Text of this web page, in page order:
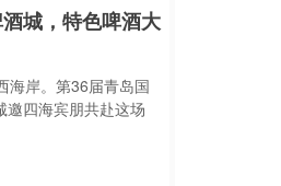
城，特色啤酒大
海岸。第36届青岛国
邀四海宾朋共赴这场